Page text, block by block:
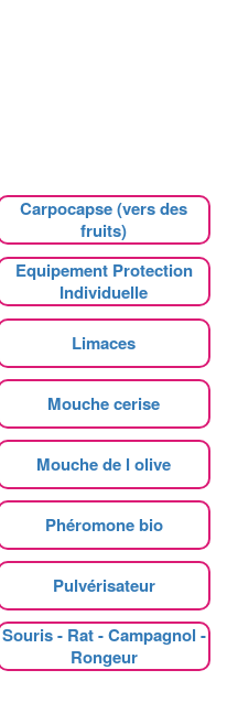
Carpocapse (vers des
fruits)
Equipement Protection
Individuelle
Limaces
Mouche cerise
Mouche de l olive
Phéromone bio
Pulvérisateur
Souris - Rat - Campagnol -
Rongeur